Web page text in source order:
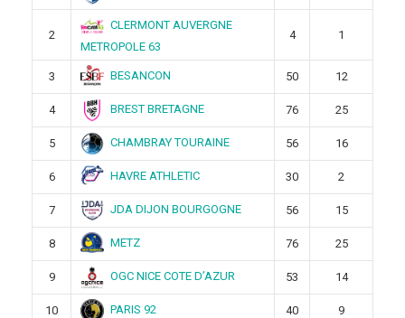
2
CLERMONT AUVERGNE
METROPOLE 63
4 1
3 BESANCON 50 12
4 BREST BRETAGNE 76 25
5 CHAMBRAY TOURAINE 56 16
6 HAVRE ATHLETIC 30 2
7 JDA DIJON BOURGOGNE 56 15
8 METZ 76 25
9 OGC NICE COTE D’AZUR 53 14
10 PARIS 92 40 9